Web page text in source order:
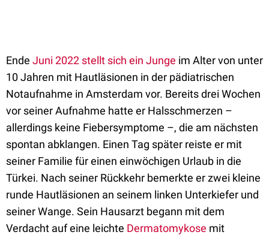
Ende Juni 2022 stellt sich ein Junge im Alter von unter
10 Jahren mit Hautläsionen in der pädiatrischen
Notaufnahme in Amsterdam vor. Bereits drei Wochen
vor seiner Aufnahme hatte er Halsschmerzen –
allerdings keine Fiebersymptome –, die am nächsten
spontan abklangen. Einen Tag später reiste er mit
seiner Familie für einen einwöchigen Urlaub in die
Türkei. Nach seiner Rückkehr bemerkte er zwei kleine
runde Hautläsionen an seinem linken Unterkiefer und
seiner Wange. Sein Hausarzt begann mit dem
Verdacht auf eine leichte Dermatomykose mit